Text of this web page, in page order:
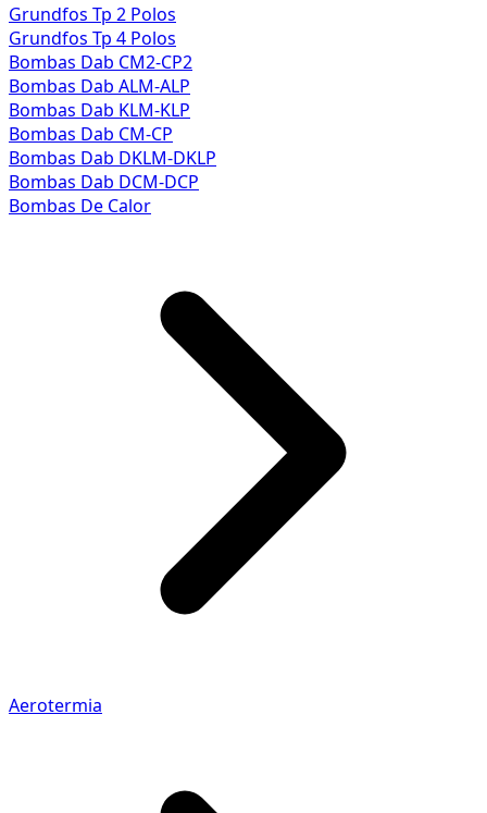
Grundfos Tp 2 Polos
Grundfos Tp 4 Polos
Bombas Dab CM2-CP2
Bombas Dab ALM-ALP
Bombas Dab KLM-KLP
Bombas Dab CM-CP
Bombas Dab DKLM-DKLP
Bombas Dab DCM-DCP
Bombas De Calor
Aerotermia